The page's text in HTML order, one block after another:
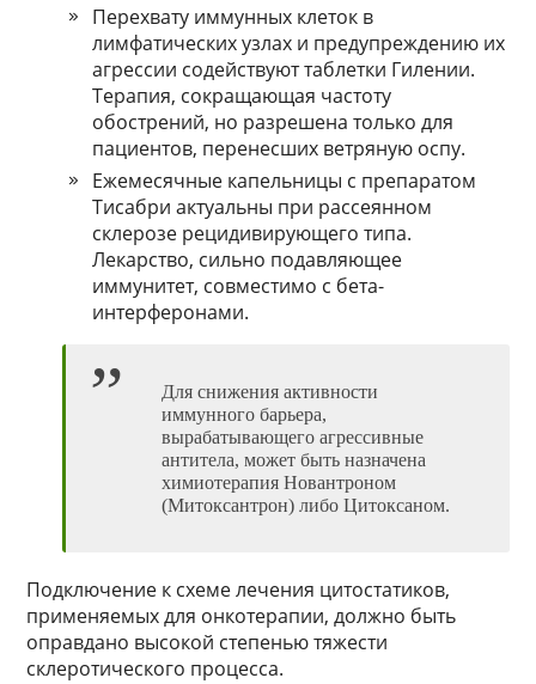
Перехвату иммунных клеток в
лимфатических узлах и предупреждению их
агрессии содействуют таблетки Гилении.
Терапия, сокращающая частоту
обострений, но разрешена только для
пациентов, перенесших ветряную оспу.
Ежемесячные капельницы с препаратом
Тисабри актуальны при рассеянном
склерозе рецидивирующего типа.
Лекарство, сильно подавляющее
иммунитет, совместимо с бета-
интерферонами.
Для снижения активности
иммунного барьера,
вырабатывающего агрессивные
антитела, может быть назначена
химиотерапия Новантроном
(Митоксантрон) либо Цитоксаном.
Подключение к схеме лечения цитостатиков,
применяемых для онкотерапии, должно быть
оправдано высокой степенью тяжести
склеротического процесса.